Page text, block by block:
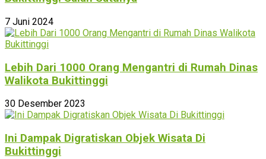
7 Juni 2024
Lebih Dari 1000 Orang Mengantri di Rumah Dinas
Walikota Bukittinggi
30 Desember 2023
Ini Dampak Digratiskan Objek Wisata Di
Bukittinggi